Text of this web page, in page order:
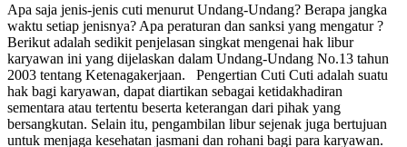
Apa saja jenis-jenis cuti menurut Undang-Undang? Berapa jangka
waktu setiap jenisnya? Apa peraturan dan sanksi yang mengatur ?
Berikut adalah sedikit penjelasan singkat mengenai hak libur
karyawan ini yang dijelaskan dalam Undang-Undang No.13 tahun
2003 tentang Ketenagakerjaan. Pengertian Cuti Cuti adalah suatu
hak bagi karyawan, dapat diartikan sebagai ketidakhadiran
sementara atau tertentu beserta keterangan dari pihak yang
bersangkutan. Selain itu, pengambilan libur sejenak juga bertujuan
untuk menjaga kesehatan jasmani dan rohani bagi para karyawan.